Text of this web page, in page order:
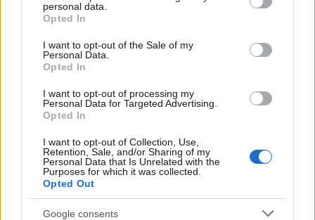
grant or deny consent to Google and its third-party tags to
use your data for below specified purposes in below Google
consent section.
personal data.
Opted In
I want to opt-out of the Sale of my
Personal Data.
Opted In
I want to opt-out of processing my
Personal Data for Targeted Advertising.
Opted In
I want to opt-out of Collection, Use,
Retention, Sale, and/or Sharing of my
Personal Data that Is Unrelated with the
Purposes for which it was collected.
Opted Out
Google consents
Hogyan viszonyulunk ahhoz, ha valaki be
reagálunk a határsértésre?
Szabó Zola,
Stork Natasa, Lőrincz Zsuzsa, Boross Martin
Író: Kárpáti Péter
Dramaturg: Sebők Bori
Látvány: Sebő Rózsa
Produkciós vezető: Kulcsár Viktória